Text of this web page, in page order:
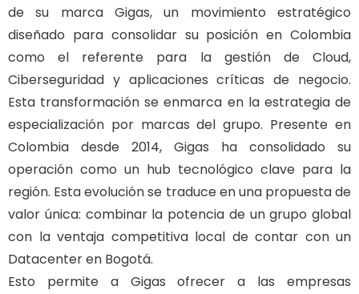
de su marca Gigas, un movimiento estratégico
diseñado para consolidar su posición en Colombia
como el referente para la gestión de Cloud,
Ciberseguridad y aplicaciones críticas de negocio.
Esta transformación se enmarca en la estrategia de
especialización por marcas del grupo. Presente en
Colombia desde 2014, Gigas ha consolidado su
operación como un hub tecnológico clave para la
región. Esta evolución se traduce en una propuesta de
valor única: combinar la potencia de un grupo global
con la ventaja competitiva local de contar con un
Datacenter en Bogotá.
Esto permite a Gigas ofrecer a las empresas